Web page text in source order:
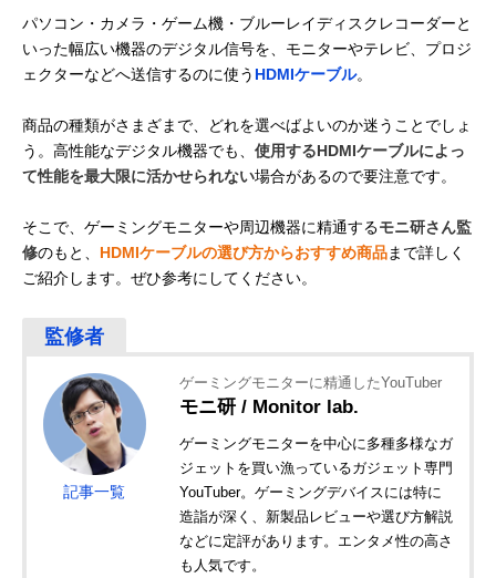
パソコン・カメラ・ゲーム機・ブルーレイディスクレコーダーと
いった幅広い機器のデジタル信号を、モニターやテレビ、プロジ
ェクターなどへ送信するのに使う HDMIケーブル。
商品の種類がさまざまで、どれを選べばよいのか迷うことでしょ
う。高性能なデジタル機器でも、 使用するHDMIケーブルによっ
て性能を最大限に活かせられない場合があるので要注意です。
そこで、ゲーミングモニターや周辺機器に精通するモニ研さん監
修のもと、 HDMIケーブルの選び方からおすすめ商品まで詳しく
ご紹介します。ぜひ参考にしてください。
記事一覧
ゲーミングモニターに精通したYouTuber
モニ研 / Monitor lab.
ゲーミングモニターを中心に多種多様なガ
ジェットを買い漁っているガジェット専門
YouTuber。ゲーミングデバイスには特に
造詣が深く、新製品レビューや選び方解説
などに定評があります。エンタメ性の高さ
も人気です。